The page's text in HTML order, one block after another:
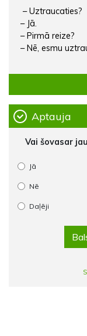
– Uztraucaties?
– Jā.
– Pirmā reize?
– Nē, esmu
Aptauja
Vai šovasar
Jā
Nē
Daļēji